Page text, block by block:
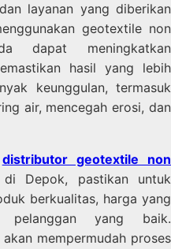
layanan yang diberikan
geotextile non
dapat meningkatkan
hasil yang lebih
keunggulan, termasuk
air, mencegah erosi, dan
distributor geotextile non
Depok, pastikan untuk
berkualitas, harga yang
pelanggan yang baik.
mempermudah proses